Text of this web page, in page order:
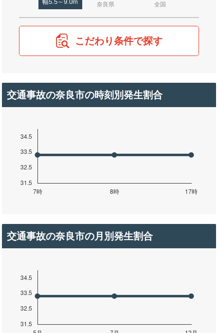
幅5.5～9.0m 奈良県 全国
こだわり条件で探す
交通事故の奈良市の時刻別発生割合
交通事故の奈良市の月別発生割合